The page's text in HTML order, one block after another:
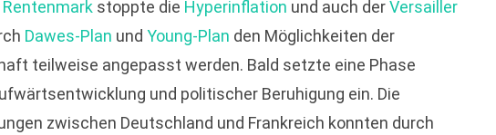
Rentenmarkstoppte die Hyperinflation und auch derVersailler
Dawes-Plan und Young-Plan den Möglichkeiten der
teilweise angepasst werden. Bald setzte eine Phase
und politischer Beruhigung ein. Die
zwischen Deutschland und Frankreich konnten durch